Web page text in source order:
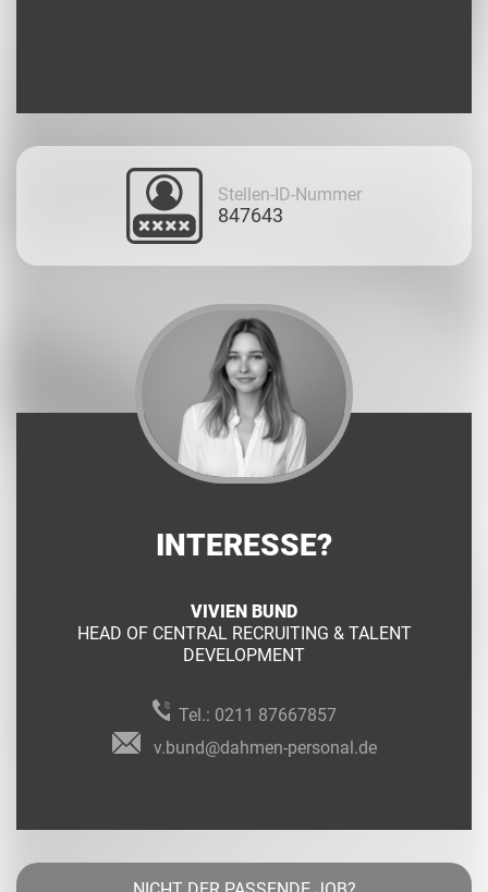
Stellen-ID-Nummer
847643
INTERESSE?
VIVIEN BUND
HEAD OF CENTRAL RECRUITING & TALENT
DEVELOPMENT
Tel.: 0211 87667857
v.bund@dahmen-personal.de